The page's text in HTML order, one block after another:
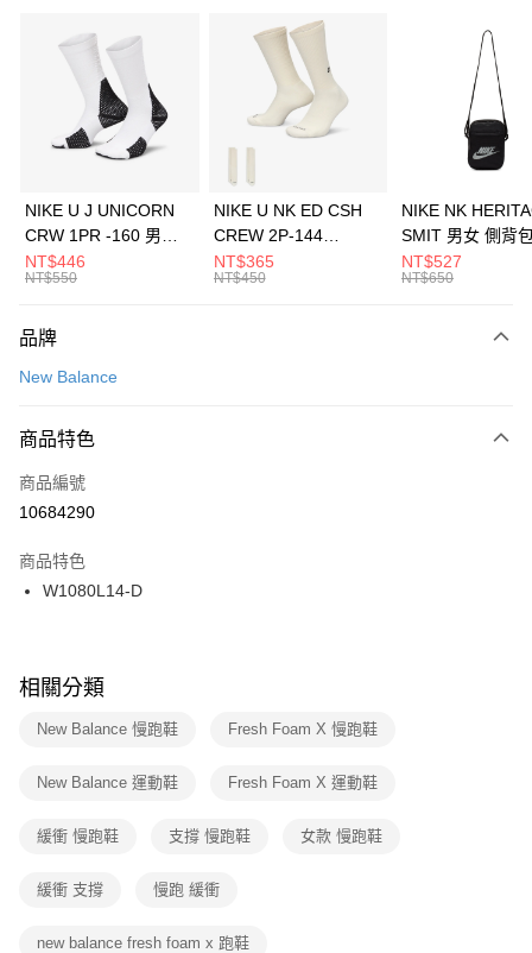
3 期 0 利率 每期 21家銀行
合作金庫商業銀行
第一商業銀行
華南商業銀行
彰化商業銀行
上海商業儲蓄銀行
元大商業銀行
台灣樂天信用卡公司
Apple Pay
全盈+PAY
AFTEE先享後付
【關於「AFTEE先享後付」】
便利好安心！
３．安心：先確認商品／服務後，再付款。
【「AFTEE先享後付」結帳流程】
１．於結帳方式選擇「AFTEE先享後付」後，將跳轉至「AFTEE先享後付」
２．訂單成立數日內，您將收到繳費通知簡訊。
３．收到繳費通知簡訊後14天內，點擊此簡訊中的連結，可透過四大超商／
ATM／網路銀行／等多元方式進行付款，方視為交易完成。
※ 交易是否成功請以「AFTEE先享後付 」之結帳頁面顯示為準，若有關於
是否繳費成功／繳費後需取消欲退款等相關疑問，請聯繫「AFTEE先享後付
客戶支援中心」 https://netprotections.freshdesk.com/support/home
１．透過由恩沛科技股份有限公司提供之「AFTEE先享後付」服務完成之交
權轉讓予恩沛科技股份有限公司。
３．未成年的使用者請事先徵得法定代理人或監護人之同意方可使用
任。
運送方式
每筆NT$100，滿NT$1,500(含以上)免運費
宅配
每筆NT$100，滿NT$1,500(含以上)免運費
付款後門市自取
每筆NT$100，滿NT$1,500(含以上)免運費
NIKE U J UNICORN
CRW 1PR -160 男女
中統襪 FZ3393100
NT$446
NT$550
NIKE U NK ED CSH
CREW 2P-144
EMBRDY 男女 短統襪
FZ3073133
NT$365
NT$450
NIKE NK
SMIT 男女 側背
BA5871010
NT$527
NT$650
品牌
New Balance
商品特色
商品編號
10684290
商品特色
W1080L14-D
相關分類
New Balance 慢跑鞋 Fresh Foam X 慢跑鞋
New Balance 運動鞋 Fresh Foam X 運動鞋
緩衝 慢跑鞋 支撐 慢跑鞋 女款 慢跑鞋
緩衝 支撐 慢跑 緩衝
new balance fresh foam x 跑鞋